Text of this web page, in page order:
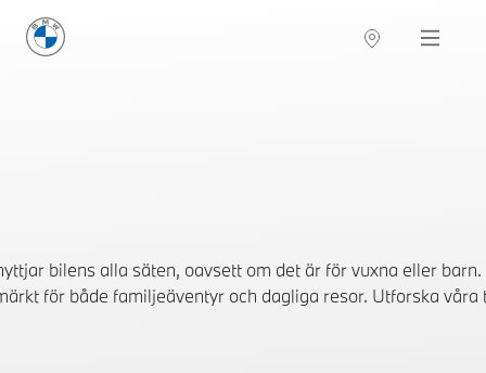
BMW Sverige Navigation
bilens alla säten, oavsett om det är för vuxna eller
för både familjeäventyr och dagliga resor. Utforska